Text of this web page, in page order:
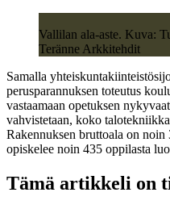
Vallilan ala-aste. Kuva:
Teränne Arkkitehdit
Samalla
perusparannuksen toteutus
vastaamaan opetuksen
vahvistetaan, koko
Rakennuksen bruttoala on
opiskelee noin 435 oppilasta
Tämä artikkeli on